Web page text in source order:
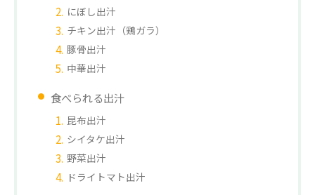
にぼし出汁
チキン出汁（鶏ガラ）
豚骨出汁
中華出汁
食べられる出汁
昆布出汁
シイタケ出汁
野菜出汁
ドライトマト出汁